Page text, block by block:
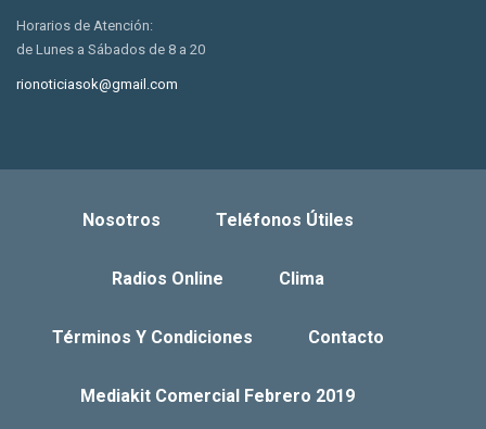
Horarios de Atención:
de Lunes a Sábados de 8 a 20
rionoticiasok@gmail.com
Nosotros Teléfonos Útiles
Radios Online Clima
Términos Y Condiciones Contacto
Mediakit Comercial Febrero 2019